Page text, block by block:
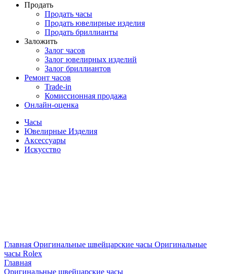
Продать
Продать часы
Продать ювелирные изделия
Продать бриллианты
Заложить
Залог часов
Залог ювелирных изделий
Залог бриллиантов
Ремонт часов
Trade-in
Комиссионная продажа
Онлайн-оценка
Часы
Ювелирные Изделия
Аксессуары
Искусство
Главная Оригинальные швейцарские часы Оригинальные
часы Rolex
Главная
Оригинальные швейцарские часы